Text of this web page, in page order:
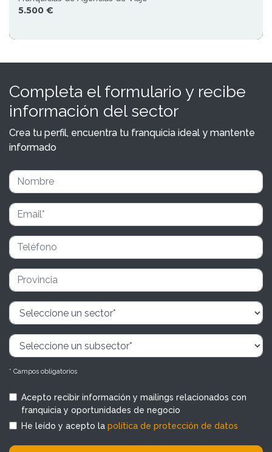
5.500 €
Completa el formulario y recibe
información del sector
Crea tu perfil, encuentra tu franquicia ideal y mantente
informado
* Campos obligatorios
Acepto recibir información y mailings relacionados con
franquicia y oportunidades de negocio
He leído y acepto la política de protección de datos